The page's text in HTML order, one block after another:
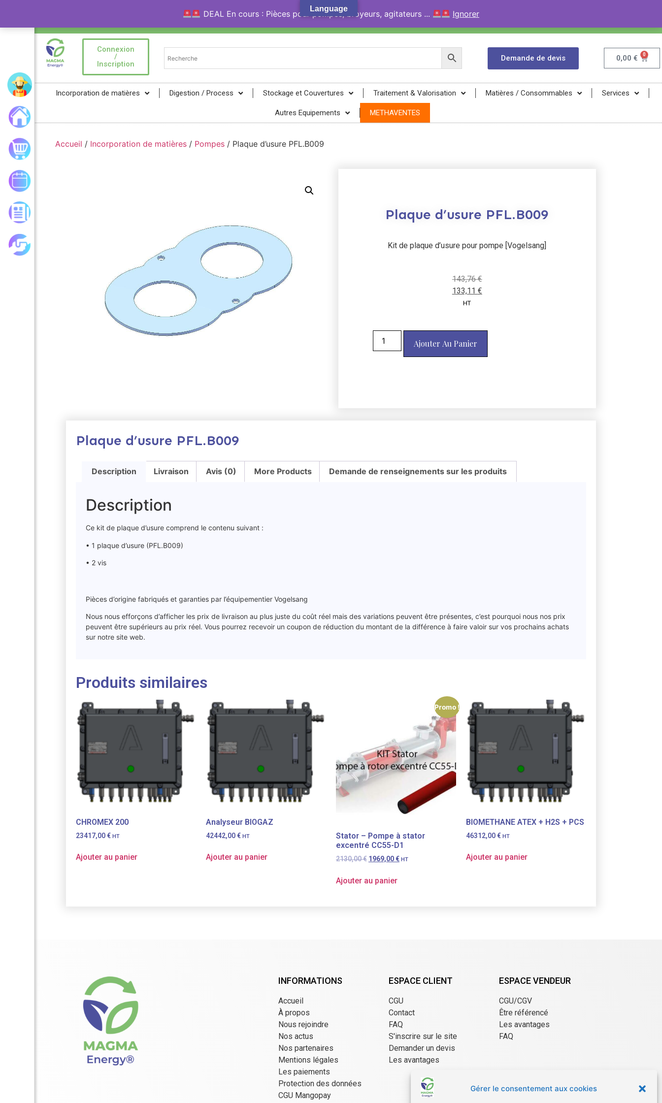
Gérer le consentement aux cookies
Bienvenue sur la Marketplace MAGMA Energy® !
+33 (0)9 84 04 07 52
Connexion
/
Inscription
Demande de devis 0,00€ 0
Incorporation de matières Digestion / Process Stockage et Couvertures Traitement & Valorisation Matières / Consommables Services
Autres Equipements METHAVENTES
Mon compte
Mon panier
Accueil / Incorporation de matières / Pompes / Plaque d’usure PFL.B009
Plaque d’usure PFL.B009
Kit de plaque d’usure pour pompe [Vogelsang]
143,76€
133,11 €
HT
Ajouter Au Panier
Plaque d’usure PFL.B009
Description Livraison Avis (0) More Products Demande de renseignements sur les produits
Description
Ce kit de plaque d’usure comprend le contenu suivant :
• 1 plaque d’usure (PFL.B009)
• 2 vis
Pièces d’origine fabriqués et garanties par l’équipementier Vogelsang
Nous nous efforçons d’afficher les prix de livraison au plus juste du coût réel mais des variations peuvent être présentes, c’est pourquoi nous nos prix
peuvent être supérieurs au prix réel. Vous pourrez recevoir un coupon de réduction du montant de la différence à faire valoir sur vos prochains achats
sur notre site web.
Produits similaires
CHROMEX 200
23417,00€ HT
Ajouter au panier
Analyseur BIOGAZ
42442,00€ HT
Ajouter au panier
Promo !
Stator – Pompe à stator
excentré CC55-D1
2130,00€ 1969,00 € HT
Ajouter au panier
BIOMETHANE ATEX + H2S + PCS
46312,00€ HT
Ajouter au panier
INFORMATIONS
Accueil
À propos
Nous rejoindre
Nos actus
Nos partenaires
Mentions légales
Les paiements
Protection des données
CGU Mangopay
ESPACE CLIENT
CGU
Contact
FAQ
S'inscrire sur le site
Demander un devis
Les avantages
ESPACE VENDEUR
CGU/CGV
Être référencé
Les avantages
FAQ
Language
DEAL En cours : Pièces pour pompes, broyeurs, agitateurs ... Ignorer